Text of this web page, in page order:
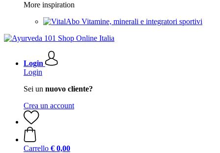
More inspiration
Vitamine, minerali e integratori sportivi
Login
Login
Sei un nuovo cliente?
Crea un account
Carrello € 0,00